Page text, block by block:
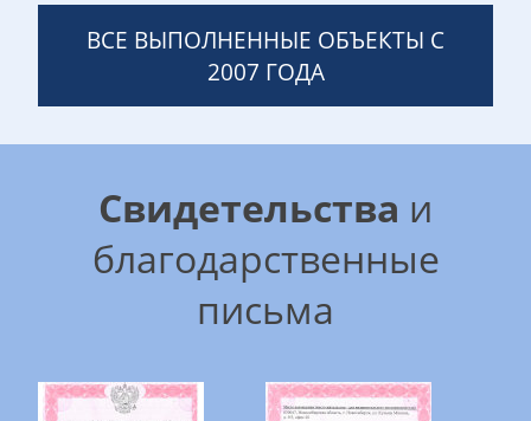
ВСЕ ВЫПОЛНЕННЫЕ ОБЪЕКТЫ С
2007 ГОДА
Свидетельства и
благодарственные
письма